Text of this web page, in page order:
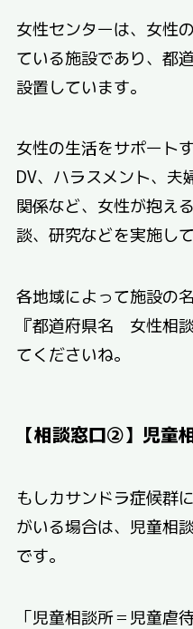
女性センターは、女性
ている施設であり、都
設置しています。
女性の生活をサポート
DV、ハラスメント、夫
関係など、女性が抱え
談、研究などを実施して
各地域によって施設の
『都道府県名 女性相
てくださいね。
【相談窓口②】児童
もしカサンドラ症候群
がいる場合は、児童相
です。
「児童相談所＝児童虐